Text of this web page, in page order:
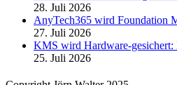
28. Juli 2026
AnyTech365 wird Foundation
27. Juli 2026
KMS wird Hardware-
25. Juli 2026